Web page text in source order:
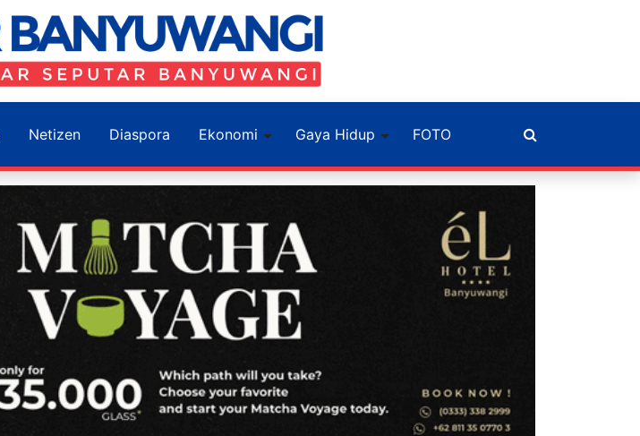
Netizen Diaspora Ekonomi Gaya Hidup FOTO